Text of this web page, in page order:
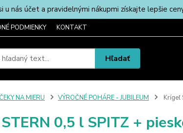
nás účet a pravidelnými nákupmi získajte lepšie
PODMIENKY KONTAKT
Hľadať
NA MIERU VÝROČNÉ POHÁRE - JUBILEUM Krígeľ
0,5 l SPITZ +